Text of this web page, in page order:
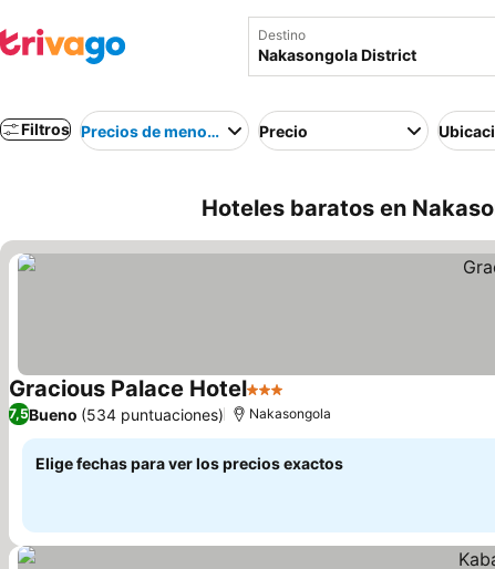
Destino
Filtros Precios de menor a mayorPrecio
Hoteles baratos en
Gracious Palace Hotel3 Estrellas
7,5Bueno (534 puntuaciones) Nakasongola
Elige fechas para ver los precios exactos